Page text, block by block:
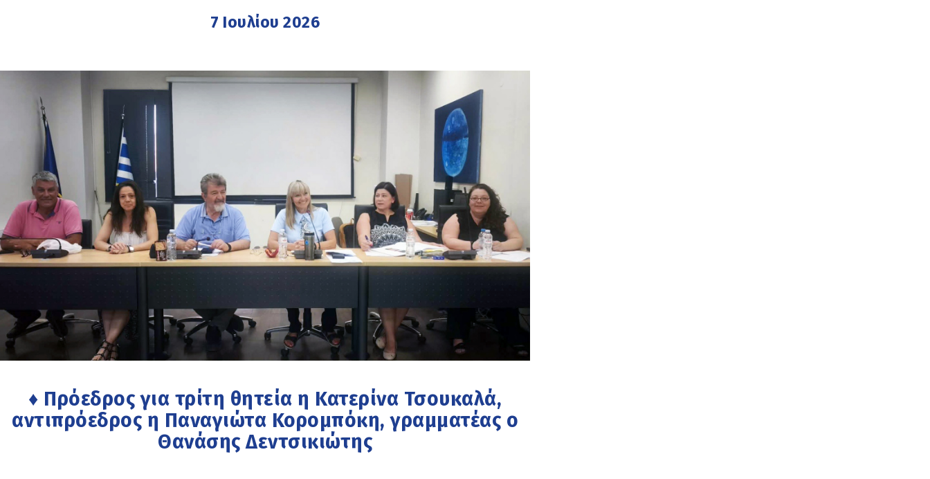
7 Ιουλίου 2026
♦ Πρόεδρος για τρίτη θητεία η Κατερίνα Τσουκαλά,
αντιπρόεδρος η Παναγιώτα Κορομπόκη, γραμματέας ο
Θανάσης Δεντσικιώτης